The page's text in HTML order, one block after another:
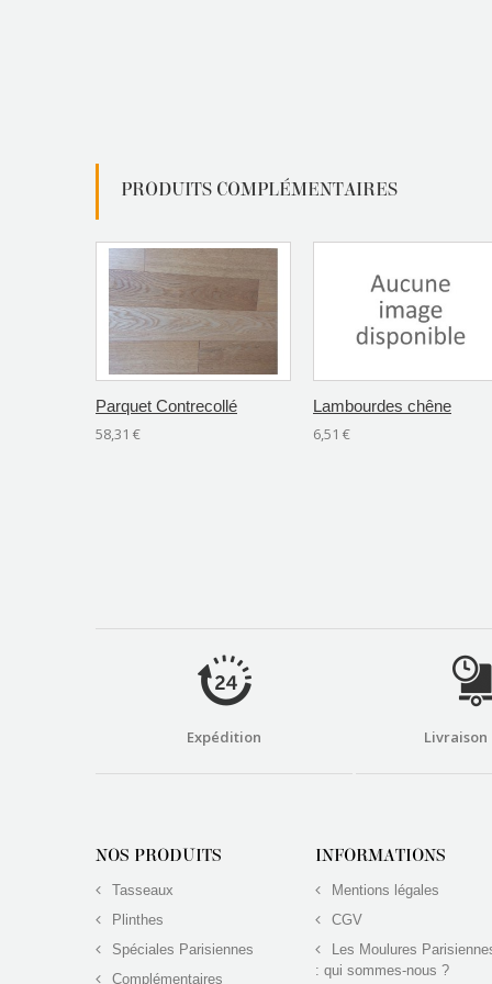
PRODUITS COMPLÉMENTAIRES
Parquet Contrecollé
58,31 €
Lambourdes chêne
6,51 €
Expédition Livraison
NOS PRODUITS
Tasseaux
Plinthes
Spéciales Parisiennes
Complémentaires
INFORMATIONS
Mentions légales
CGV
Les Moulures
: qui sommes-nous ?